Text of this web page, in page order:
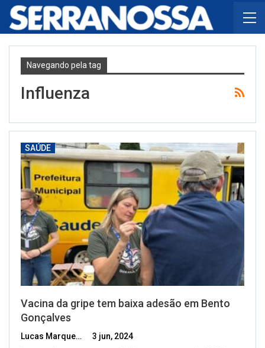
Navegando pela tag
Influenza
SAÚDE
Vacina da gripe tem baixa adesão em Bento
Gonçalves
Lucas Marques 3 jun, 2024